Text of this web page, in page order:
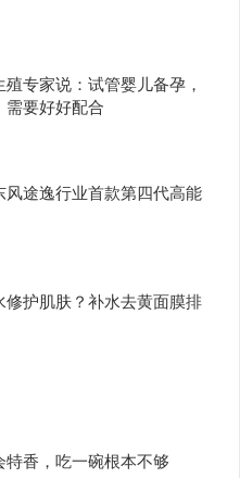
专家说：试管婴儿备孕，
需要好好配合
途逸行业首款第四代高能
修护肌肤？补水去黄面膜排
特香，吃一碗根本不够